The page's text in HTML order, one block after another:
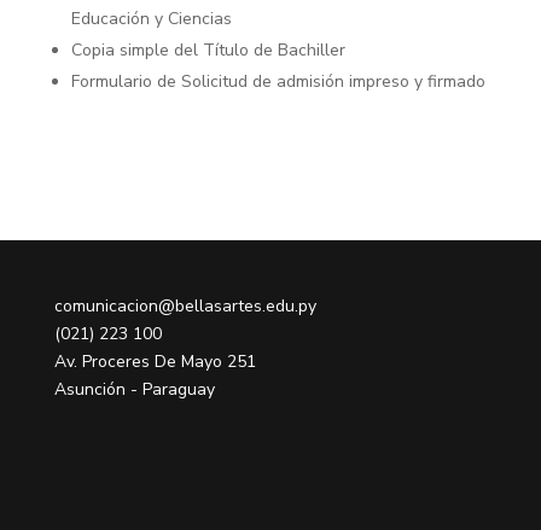
Educación y Ciencias
Copia simple del Título de Bachiller
Formulario de Solicitud de admisión impreso y firmado
comunicacion@bellasartes.edu.py
(021) 223 100
Av. Proceres De Mayo 251
Asunción - Paraguay